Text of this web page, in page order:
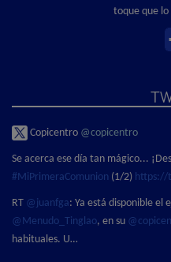
toque que
Copicentro @copicentro
Se acerca ese día tan mágico...
#MiPrimeraComunion (1/2) https://
RT @juanfga: Ya está disponible el
@Menudo_Tinglao, en su
habituales. U…